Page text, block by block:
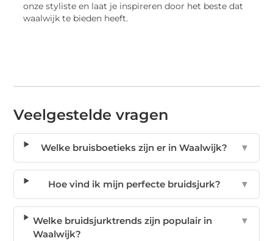
onze styliste en laat je inspireren door het beste dat
waalwijk te bieden heeft.
Veelgestelde vragen
Welke bruisboetieks zijn er in Waalwijk? ▼
Hoe vind ik mijn perfecte bruidsjurk? ▼
Welke bruidsjurktrends zijn populair in
Waalwijk?
▼